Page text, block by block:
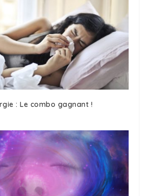
: Le combo gagnant !